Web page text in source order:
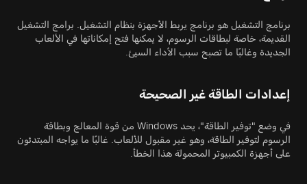
برنامج التشغيل هو برنامج يربط الأجهزة بنظام التشغيل. برامج التشغيل
القديمة، خاصة لبطاقات الرسوم، لا يمكنها فتح إمكاناتها في الألعاب
الجديدة وغالبًا ما تصبح سبب الأداء السيئ.
إعدادات الطاقة غير الصحيحة
في وضع "توفير الطاقة"، يحد Windows من قوة المعالج وبطاقة
الرسوم لتوفير الطاقة، وهو غير مقبول للألعاب. غالبًا ما يواجه المبتدئون
على أجهزة الكمبيوتر المحمولة هذا الخطأ.